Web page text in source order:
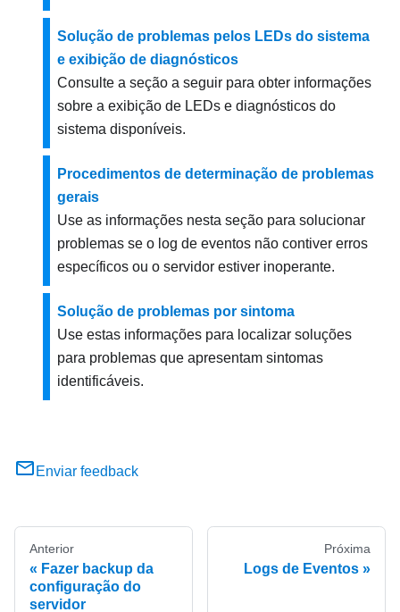
Solução de problemas pelos LEDs do sistema
e exibição de diagnósticos
Consulte a seção a seguir para obter informações
sobre a exibição de LEDs e diagnósticos do
sistema disponíveis.
Procedimentos de determinação de problemas
gerais
Use as informações nesta seção para solucionar
problemas se o log de eventos não contiver erros
específicos ou o servidor estiver inoperante.
Solução de problemas por sintoma
Use estas informações para localizar soluções
para problemas que apresentam sintomas
identificáveis.
Enviar feedback
Anterior
Fazer backup da
configuração do
servidor
Próxima
Logs de Eventos